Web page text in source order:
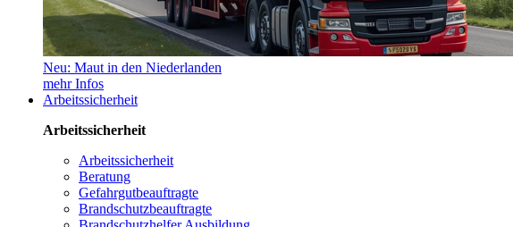
Neu: Maut in den Niederlanden
mehr Infos
Arbeitssicherheit
Arbeitssicherheit
Arbeitssicherheit
Beratung
Gefahrgutbeauftragte
Brandschutzbeauftragte